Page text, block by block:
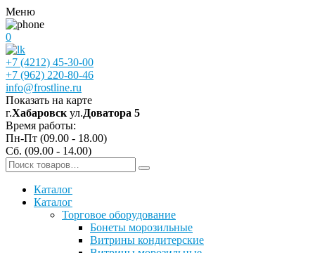
Меню
0
+7 (4212) 45-30-00
+7 (962) 220-80-46
info@frostline.ru
Показать на карте
г.Хабаровск ул.Доватора 5
Время работы:
Пн-Пт (09.00 - 18.00)
Сб. (09.00 - 14.00)
Каталог
Каталог
Торговое оборудование
Бонеты морозильные
Витрины кондитерские